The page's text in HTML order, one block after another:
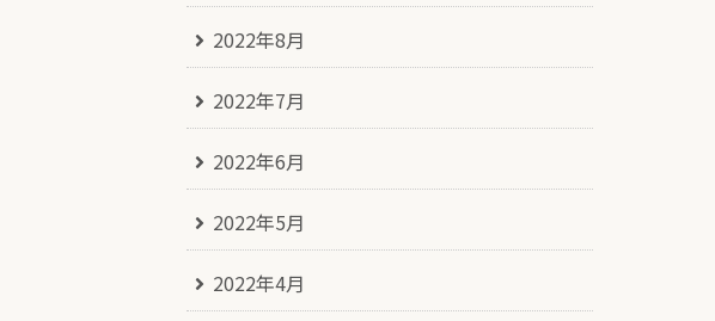
2022年8月
2022年7月
2022年6月
2022年5月
2022年4月